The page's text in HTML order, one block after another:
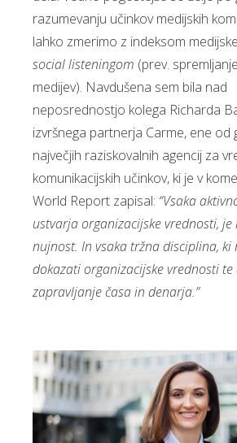
razumevanju učinkov medijskih
lahko zmerimo z indeksom
social listeningom (prev.
medijev). Navdušena sem bila nad
neposrednostjo kolega Richarda
izvršnega partnerja Carme, ene od
največjih raziskovalnih agencij za
komunikacijskih učinkov, ki je v
World Report zapisal: “Vsaka
ustvarja organizacijske vrednosti, je
nujnost. In vsaka tržna disciplina, ki
dokazati organizacijske vrednosti te
zapravljanje časa in denarja.”